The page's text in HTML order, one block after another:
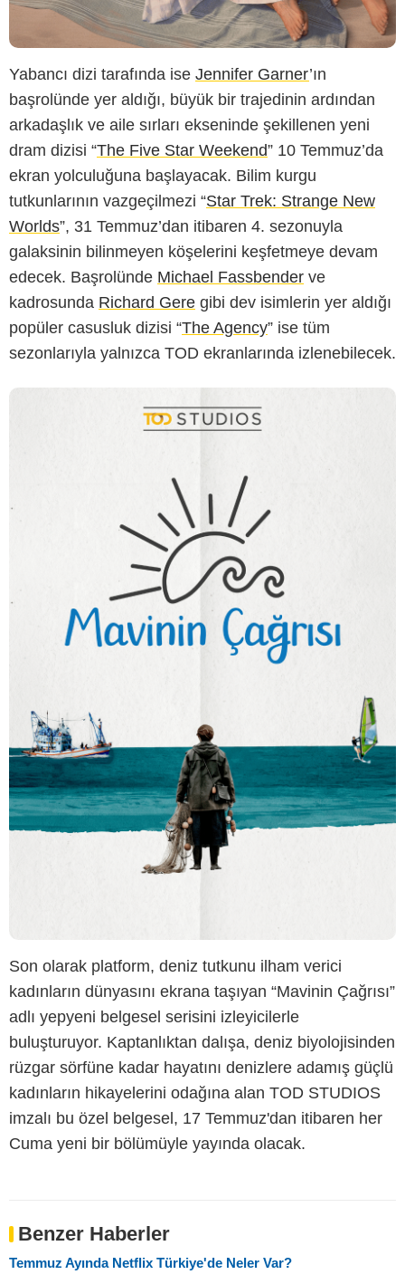
Yabancı dizi tarafında ise Jennifer Garner’ın
başrolünde yer aldığı, büyük bir trajedinin ardından
arkadaşlık ve aile sırları ekseninde şekillenen yeni
dram dizisi “The Five Star Weekend” 10 Temmuz’da
ekran yolculuğuna başlayacak. Bilim kurgu
tutkunlarının vazgeçilmezi “Star Trek: Strange New
Worlds”, 31 Temmuz’dan itibaren 4. sezonuyla
galaksinin bilinmeyen köşelerini keşfetmeye devam
edecek. Başrolünde Michael Fassbender ve
kadrosunda Richard Gere gibi dev isimlerin yer aldığı
popüler casusluk dizisi “The Agency” ise tüm
sezonlarıyla yalnızca TOD ekranlarında izlenebilecek.
Son olarak platform, deniz tutkunu ilham verici
kadınların dünyasını ekrana taşıyan “Mavinin Çağrısı”
adlı yepyeni belgesel serisini izleyicilerle
buluşturuyor. Kaptanlıktan dalışa, deniz biyolojisinden
rüzgar sörfüne kadar hayatını denizlere adamış güçlü
kadınların hikayelerini odağına alan TOD STUDIOS
imzalı bu özel belgesel, 17 Temmuz'dan itibaren her
Cuma yeni bir bölümüyle yayında olacak.
Benzer Haberler
Temmuz Ayında Netflix Türkiye'de Neler Var?